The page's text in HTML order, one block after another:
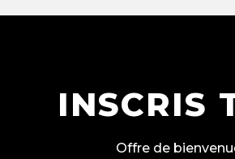
INSCRIS
Offre de